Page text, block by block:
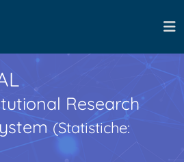
Research
(Statistiche: